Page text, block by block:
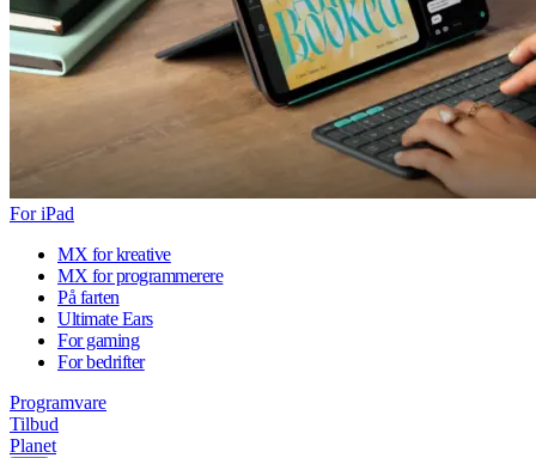
For iPad
MX for kreative
MX for programmerere
På farten
Ultimate Ears
For gaming
For bedrifter
Programvare
Tilbud
Planet